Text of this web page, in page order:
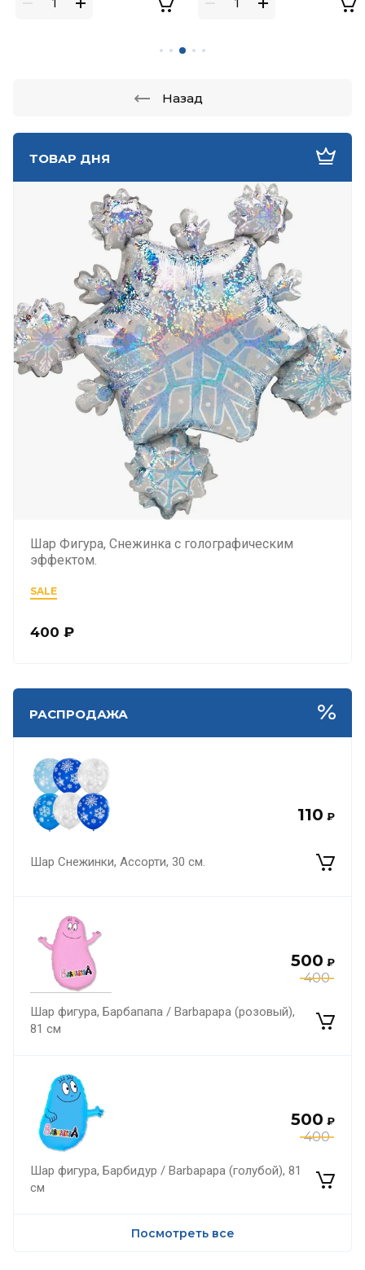
ТОВАР ДНЯ
Шар Фигура, Снежинка с голографическим
эффектом.
SALE
400 ₽
РАСПРОДАЖА
110 ₽
Шар Снежинки, Ассорти, 30 см.
400
500 ₽
Шар фигура, Барбапапа / Barbapapa (розовый),
81 см
400
500 ₽
Шар фигура, Барбидур / Barbapapa (голубой), 81
см
Посмотреть все
Назад